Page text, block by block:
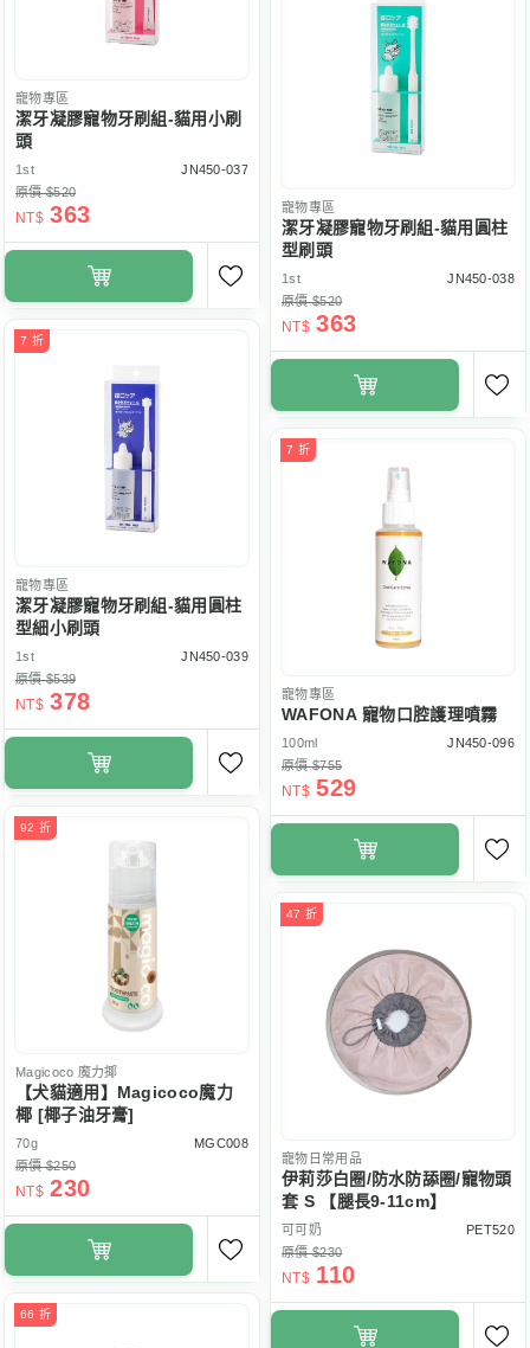
寵物專區
潔牙凝膠寵物牙刷組-貓用小刷
頭
1st
JN450-037
原價 $520
NT$ 363 寵物專區
潔牙凝膠寵物牙刷組-貓用圓柱
型刷頭
1st
JN450-038
原價 $520
NT$ 363
7 折
寵物專區
潔牙凝膠寵物牙刷組-貓用圓柱
型細小刷頭
1st
JN450-039
原價 $539
NT$ 378
7 折
寵物專區
WAFONA 寵物口腔護理噴霧
100ml
JN450-096
原價 $755
NT$ 529
92 折
Magicoco 魔力揶
【犬貓適用】Magicoco魔力
椰 [椰子油牙膏]
70g
MGC008
原價 $250
NT$ 230
47 折
寵物日常用品
伊莉莎白圈/防水防舔圈/寵物頭
套 S 【腿長9-11cm】
可可奶
PET520
原價 $230
NT$ 110
66 折